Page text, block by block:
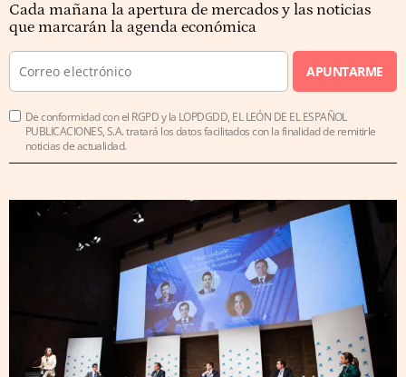
Cada mañana la apertura de mercados y las noticias
que marcarán la agenda económica
APUNTARME
De conformidad con el RGPD y la LOPDGDD, EL LEÓN DE EL ESPAÑOL
PUBLICACIONES, S.A. tratará los datos facilitados con la finalidad de remitirle
noticias de actualidad.